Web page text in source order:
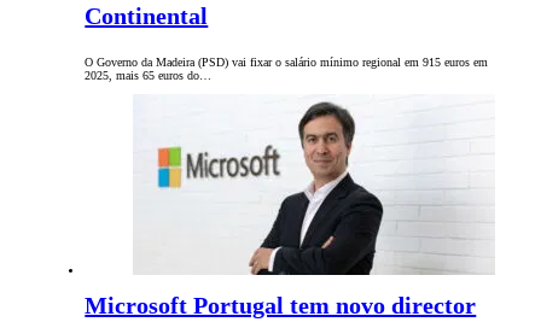
Continental
O Governo da Madeira (PSD) vai fixar o salário mínimo regional em 915 euros em
2025, mais 65 euros do…
Microsoft Portugal tem novo director